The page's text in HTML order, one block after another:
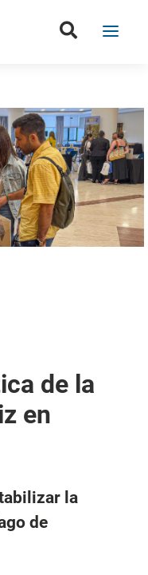
de la
en
la
de